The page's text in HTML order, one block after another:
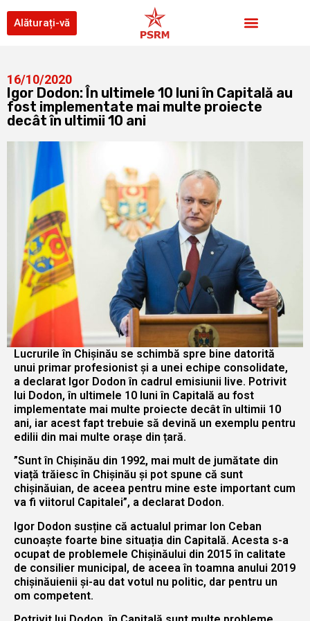
Alăturați-vă
16/10/2020
Igor Dodon: În ultimele 10 luni în Capitală au
fost implementate mai multe proiecte
decât în ultimii 10 ani
Lucrurile în Chișinău se schimbă spre bine datorită
unui primar profesionist și a unei echipe consolidate,
a declarat Igor Dodon în cadrul emisiunii live. Potrivit
lui Dodon, în ultimele 10 luni în Capitală au fost
implementate mai multe proiecte decât în ultimii 10
ani, iar acest fapt trebuie să devină un exemplu pentru
edilii din mai multe orașe din țară.
”Sunt în Chișinău din 1992, mai mult de jumătate din
viață trăiesc în Chișinău și pot spune că sunt
chișinăuian, de aceea pentru mine este important cum
va fi viitorul Capitalei”, a declarat Dodon.
Igor Dodon susține că actualul primar Ion Ceban
cunoaște foarte bine situația din Capitală. Acesta s-a
ocupat de problemele Chișinăului din 2015 în calitate
de consilier municipal, de aceea în toamna anului 2019
chișinăuienii și-au dat votul nu politic, dar pentru un
om competent.